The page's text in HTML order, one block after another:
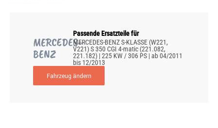
MERCEDES-
BENZ
Passende Ersatzteile für
MERCEDES-BENZ S-KLASSE (W221,
V221) S 350 CGI 4-matic (221.082,
221.182) | 225 KW / 306 PS | ab 04/2011
bis 12/2013
Fahrzeug ändern